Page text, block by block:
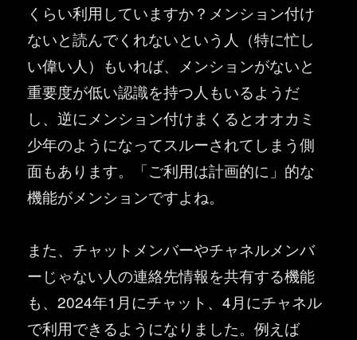
くらい利用していますか？メンション付け
ないと読んでくれないという人（特に忙し
い偉い人）もいれば、メンションがないと
重要度が低い認識を持つ人もいるようだ
し、逆にメンション付けまくるとオオカミ
少年のようになってスルーされてしまう側
面もあります。「ご利用は計画的に」的な
機能がメンションですよね。
また、チャットメンバーやチャネルメンバ
ーじゃない人の連絡先情報を共有する機能
も、2024年1月にチャット、4月にチャネル
で利用できるようになりました。例えば